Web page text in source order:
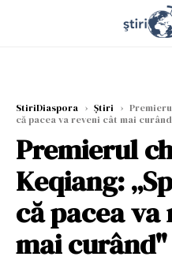
StiriDiaspora › Știri ›
că pacea va reveni cât mai
Premierul
Keqiang:
că pacea
mai curând"